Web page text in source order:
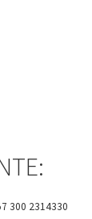
300 2314330